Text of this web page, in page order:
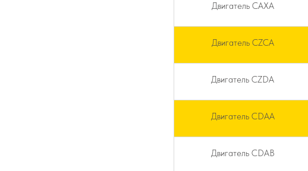
Двигатель CAXA
Двигатель CZCA
Двигатель CZDA
Двигатель CDAA
Двигатель CDAB